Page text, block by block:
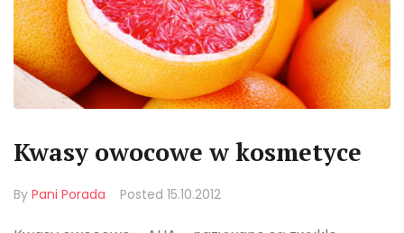
Kwasy owocowe w kosmetyce
By Pani Porada Posted 15.10.2012